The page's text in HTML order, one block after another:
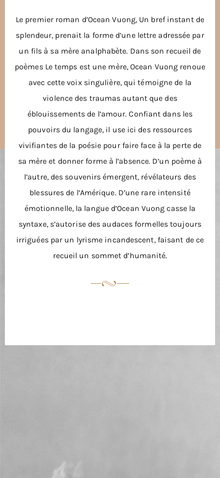
Le premier roman d’Ocean Vuong, Un bref instant de
splendeur, prenait la forme d’une lettre adressée par
un fils à sa mère analphabète. Dans son recueil de
poèmes Le temps est une mère, Ocean Vuong renoue
avec cette voix singulière, qui témoigne de la
violence des traumas autant que des
éblouissements de l’amour. Confiant dans les
pouvoirs du langage, il use ici des ressources
vivifiantes de la poésie pour faire face à la perte de
sa mère et donner forme à l’absence. D’un poème à
l’autre, des souvenirs émergent, révélateurs des
blessures de l’Amérique. D’une rare intensité
émotionnelle, la langue d’Ocean Vuong casse la
syntaxe, s’autorise des audaces formelles toujours
irriguées par un lyrisme incandescent, faisant de ce
recueil un sommet d’humanité.